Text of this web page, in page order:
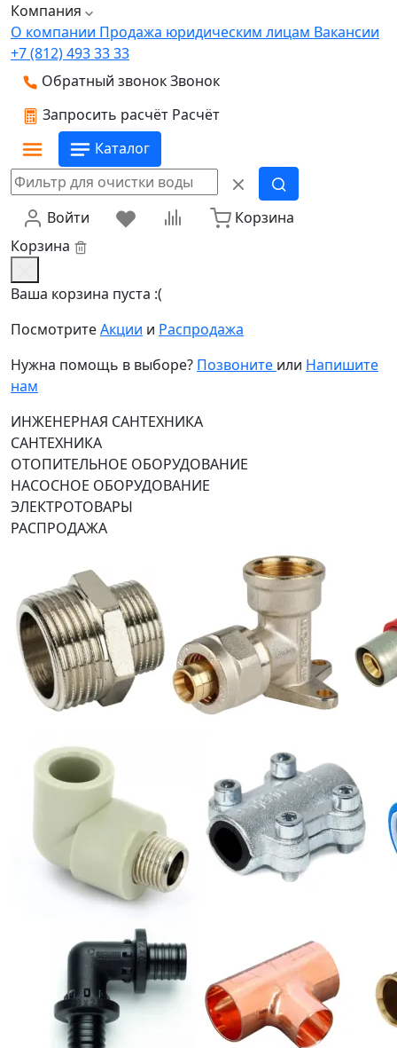
Компания
О компании Продажа юридическим лицам Вакансии
+7 (812) 493 33 33
Обратный звонокЗвонок
Запросить расчёт Расчёт
Каталог
Войти
Корзина
Корзина
Ваша корзина пуста :(
ПосмотритеАкции и Распродажа
Нужна помощь в выборе? Позвоните или Напишите
нам
ИНЖЕНЕРНАЯ САНТЕХНИКА
САНТЕХНИКА
ОТОПИТЕЛЬНОЕ ОБОРУДОВАНИЕ
НАСОСНОЕ ОБОРУДОВАНИЕ
ЭЛЕКТРОТОВАРЫ
РАСПРОДАЖА